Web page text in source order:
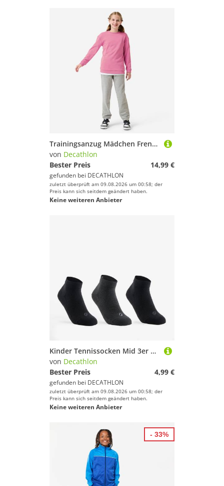
Trainingsanzug Mädchen French Terry atmungsaktiv - rosa/grau
von Decathlon
Bester Preis
14,99 €
gefunden bei DECATHLON
zuletzt überprüft am 09.08.2026 um 00:58; der
Preis kann sich seitdem geändert haben.
Keine weiteren Anbieter
Kinder Tennissocken Mid 3er Pack - RS 160 schwarz/grau
von Decathlon
Bester Preis
4,99 €
gefunden bei DECATHLON
zuletzt überprüft am 09.08.2026 um 00:58; der
Preis kann sich seitdem geändert haben.
Keine weiteren Anbieter
- 33%